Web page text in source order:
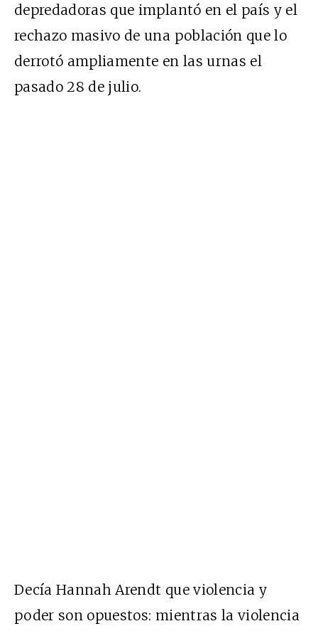
depredadoras que implantó en el país y el
rechazo masivo de una población que lo
derrotó ampliamente en las urnas el
pasado 28 de julio.
Decía Hannah Arendt que violencia y
poder son opuestos: mientras la violencia